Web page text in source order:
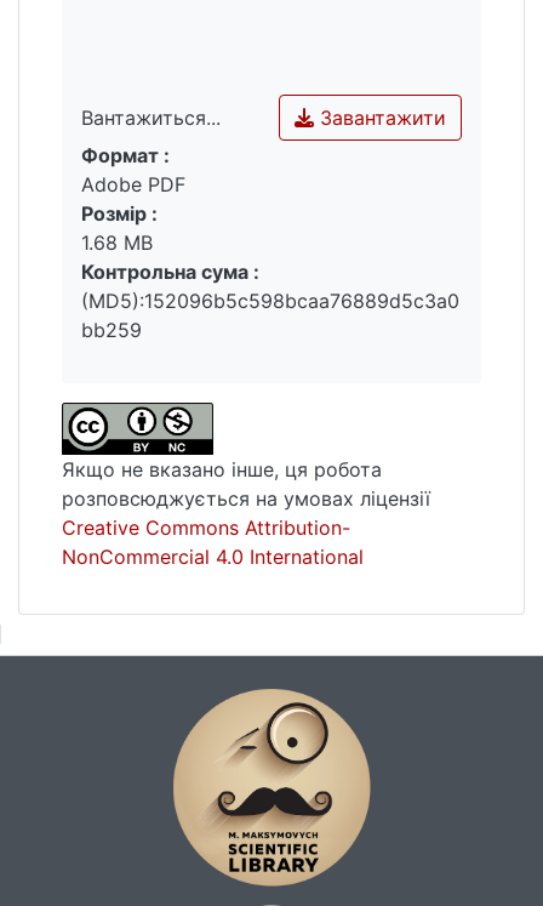
слова: літературна, лінгвістична,
комунікативна, когнітивна теорії
перекладу; дидактичні аспекти.
Вантажиться...
Вантажиться...
Завантажити
Формат :
Adobe PDF
Розмір :
1.68 MB
Контрольна сума :
(MD5):152096b5c598bcaa76889d5c3a0
bb259
Якщо не вказано інше, ця робота
розповсюджується на умовах ліцензії
Creative Commons Attribution-
NonCommercial 4.0 International